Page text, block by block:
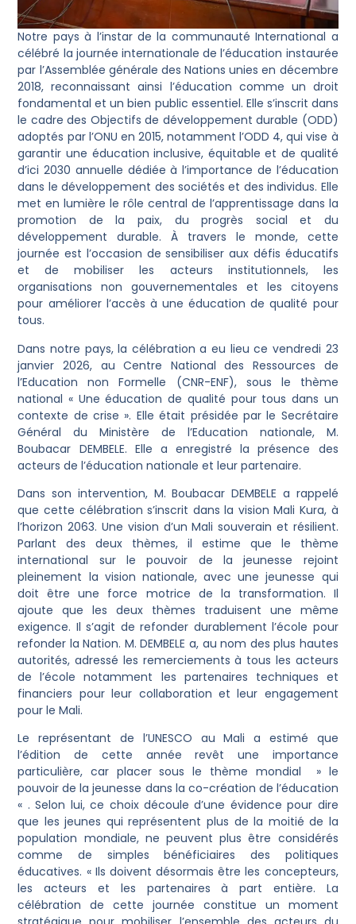
Notre pays à l’instar de la communauté International a
célébré la journée internationale de l’éducation instaurée
par l’Assemblée générale des Nations unies en décembre
2018, reconnaissant ainsi l’éducation comme un droit
fondamental et un bien public essentiel. Elle s’inscrit dans
le cadre des Objectifs de développement durable (ODD)
adoptés par l’ONU en 2015, notamment l’ODD 4, qui vise à
garantir une éducation inclusive, équitable et de qualité
d’ici 2030 annuelle dédiée à l’importance de l’éducation
dans le développement des sociétés et des individus. Elle
met en lumière le rôle central de l’apprentissage dans la
promotion de la paix, du progrès social et du
développement durable. À travers le monde, cette
journée est l’occasion de sensibiliser aux défis éducatifs
et de mobiliser les acteurs institutionnels, les
organisations non gouvernementales et les citoyens
pour améliorer l’accès à une éducation de qualité pour
tous.
Dans notre pays, la célébration a eu lieu ce vendredi 23
janvier 2026, au Centre National des Ressources de
l’Education non Formelle (CNR-ENF), sous le thème
national « Une éducation de qualité pour tous dans un
contexte de crise ». Elle était présidée par le Secrétaire
Général du Ministère de l’Education nationale, M.
Boubacar DEMBELE. Elle a enregistré la présence des
acteurs de l’éducation nationale et leur partenaire.
Dans son intervention, M. Boubacar DEMBELE a rappelé
que cette célébration s’inscrit dans la vision Mali Kura, à
l’horizon 2063. Une vision d’un Mali souverain et résilient.
Parlant des deux thèmes, il estime que le thème
international sur le pouvoir de la jeunesse rejoint
pleinement la vision nationale, avec une jeunesse qui
doit être une force motrice de la transformation. Il
ajoute que les deux thèmes traduisent une même
exigence. Il s’agit de refonder durablement l’école pour
refonder la Nation. M. DEMBELE a, au nom des plus hautes
autorités, adressé les remerciements à tous les acteurs
de l’école notamment les partenaires techniques et
financiers pour leur collaboration et leur engagement
pour le Mali.
Le représentant de l’UNESCO au Mali a estimé que
l’édition de cette année revêt une importance
particulière, car placer sous le thème mondial » le
pouvoir de la jeunesse dans la co-création de l’éducation
« . Selon lui, ce choix découle d’une évidence pour dire
que les jeunes qui représentent plus de la moitié de la
population mondiale, ne peuvent plus être considérés
comme de simples bénéficiaires des politiques
éducatives. « Ils doivent désormais être les concepteurs,
les acteurs et les partenaires à part entière. La
célébration de cette journée constitue un moment